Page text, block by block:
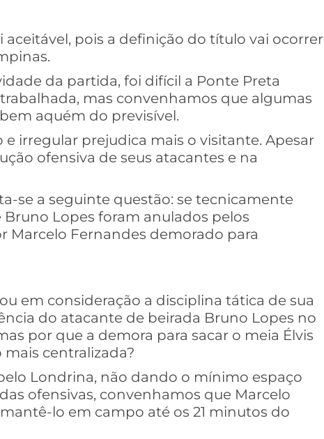
pois a definição do título vai ocorrer
da partida, foi difícil a Ponte Preta
mas convenhamos que algumas
aquém do previsível.
irregular prejudica mais o visitante. Apesar
ofensiva de seus atacantes e na
se a seguinte questão: se tecnicamente
Bruno Lopes foram anulados pelos
Marcelo Fernandes demorado para
em consideração a disciplina tática de sua
do atacante de beirada Bruno Lopes no
por que a demora para sacar o meia Élvis
centralizada?
Londrina, não dando o mínimo espaço
ofensivas, convenhamos que Marcelo
lo em campo até os 21 minutos do